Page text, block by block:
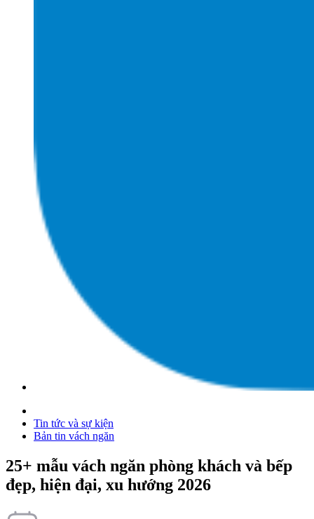
Tin tức và sự kiện
Bản tin vách ngăn
25+ mẫu vách ngăn phòng khách và bếp
đẹp, hiện đại, xu hướng 2026